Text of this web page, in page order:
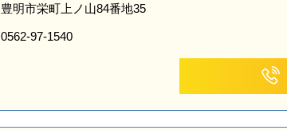
豊明市栄町上ノ山84番地35
0562-97-1540